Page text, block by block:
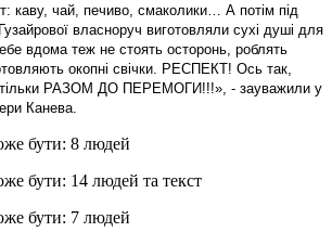
каву, чай, печиво, смаколики… А потім під
власноруч виготовляли сухі душі для
вдома теж не стоять осторонь, роблять
окопні свічки. РЕСПЕКТ! Ось так,
тільки РАЗОМ ДО ПЕРЕМОГИ!!!», - зауважили у
Канева.